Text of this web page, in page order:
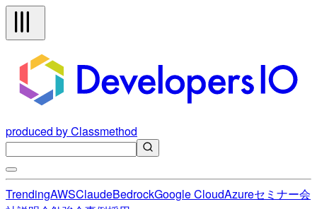
produced by Classmethod
TrendingAWSClaudeBedrockGoogle CloudAzureセミナー会